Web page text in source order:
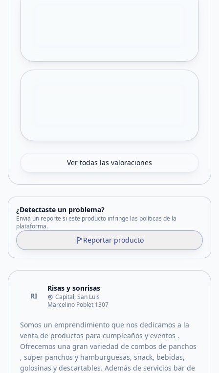
Ver todas las valoraciones
¿Detectaste un problema?
Enviá un reporte si este producto infringe las políticas de la
plataforma.
Reportar producto
RI
Risas y sonrisas
Capital, San Luis
Marcelino Poblet 1307
Somos un emprendimiento que nos dedicamos a la
venta de productos para cumpleaños y eventos .
Ofrecemos una gran variedad de combos de panchos
, super panchos y hamburguesas, snack, bebidas,
golosinas y descartables. Además de servicios bar de